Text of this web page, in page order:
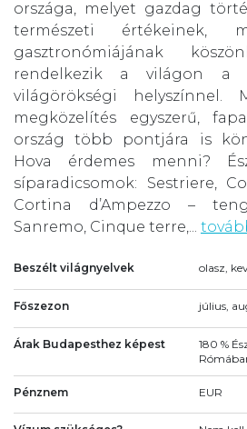
országa, melyet gazdag
természeti értékeinek,
gasztronómiájának
rendelkezik a világon a
világörökségi helyszínnel.
megközelítés egyszerű,
ország több pontjára is
Hova érdemes menni?
síparadicsomok: Sestriere,
Cortina d’Ampezzo –
Sanremo, Cinque terre,...
Beszélt világnyelvek olasz,
Főszezon július,
Árak Budapesthez képest
180 %
Pénznem EUR